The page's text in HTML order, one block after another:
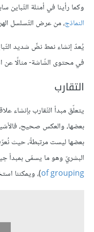
وكما رأينا في أمثلة التّباين
النماذج، من عرض التّسلسل
يُعدّ إنشاء نمط نصٍّ شديد
في محتوى الشّاشة- مثالًا عن
التقارب
يتعلّق مبدأ التّقارب بإنشاء
بعضها، والعكس صحيح،
بعضها ليست مرتبطةً، حيث
البشريّ وهو ما يسمّى بمبدأ
of grouping)، ويمكننا